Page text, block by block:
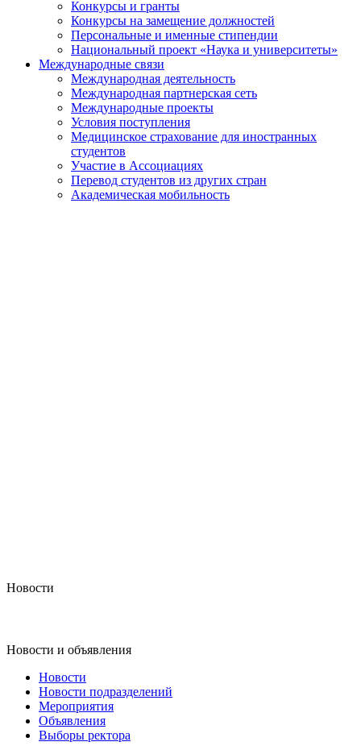
Конкурсы и гранты
Конкурсы на замещение должностей
Персональные и именные стипендии
Национальный проект «Наука и университеты»
Международные связи
Международная деятельность
Международная партнерская сеть
Международные проекты
Условия поступления
Медицинское страхование для иностранных
студентов
Участие в Ассоциациях
Перевод студентов из других стран
Академическая мобильность
Новости
Новости и объявления
Новости
Новости подразделений
Мероприятия
Объявления
Выборы ректора